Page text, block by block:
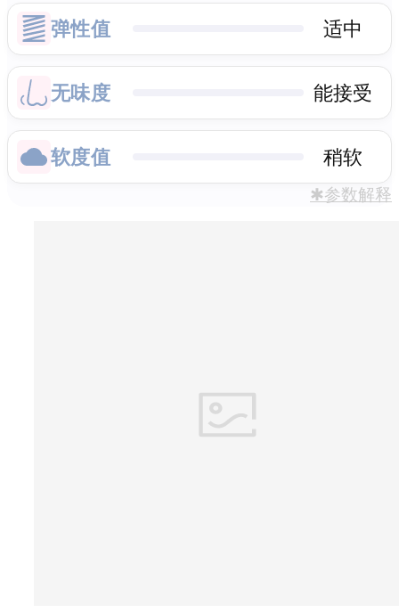
弹性值 适中
无味度 能接受
软度值 稍软
✱参数解释